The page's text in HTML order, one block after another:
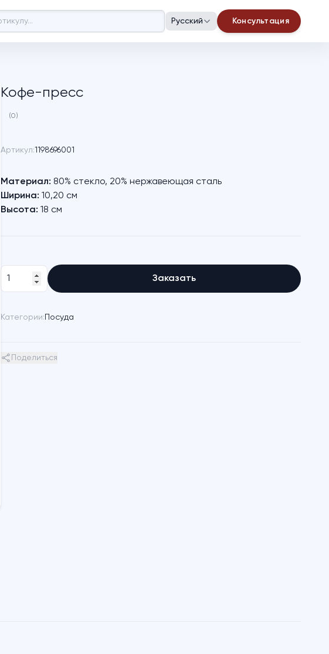
Русский Консультация
Кофе-пресс
(0)
Артикул:1198696001
Материал: 80% стекло, 20% нержавеющая сталь
Ширина: 10,20 см
Высота: 18 см
Заказать
Категории: Посуда
Поделиться